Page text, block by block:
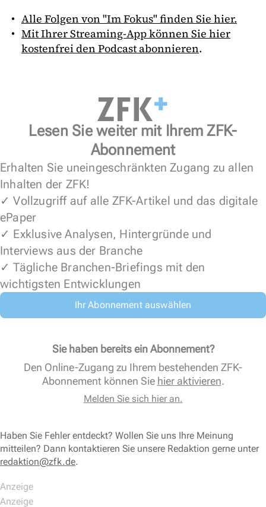
Alle Folgen von "Im Fokus" finden Sie hier.
Mit Ihrer Streaming-App können Sie hier
kostenfrei den Podcast abonnieren.
Lesen Sie weiter mit Ihrem ZFK-
Abonnement
Erhalten Sie uneingeschränkten Zugang zu allen
Inhalten der ZFK!
✓ Vollzugriff auf alle ZFK-Artikel und das digitale
ePaper
✓ Exklusive Analysen, Hintergründe und
Interviews aus der Branche
✓ Tägliche Branchen-Briefings mit den
wichtigsten Entwicklungen
Ihr Abonnement auswählen
Sie haben bereits ein Abonnement?
Den Online-Zugang zu Ihrem bestehenden ZFK-
Abonnement können Sie hier aktivieren.
Melden Sie sich hier an.
Haben Sie Fehler entdeckt? Wollen Sie uns Ihre Meinung
mitteilen? Dann kontaktieren Sie unsere Redaktion gerne unter
redaktion@zfk.de.